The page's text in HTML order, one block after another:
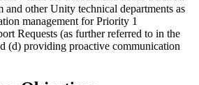
and other Unity technical departments as
management for Priority 1
Requests (as further referred to in the
(d) providing proactive communication